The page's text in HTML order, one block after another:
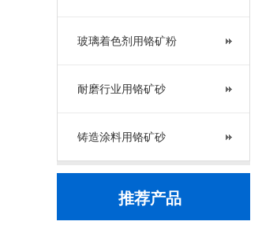
玻璃着色剂用铬矿粉
耐磨行业用铬矿砂
铸造涂料用铬矿砂
推荐产品